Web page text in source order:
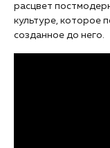
расцвет
культуре, которое
созданное до него.